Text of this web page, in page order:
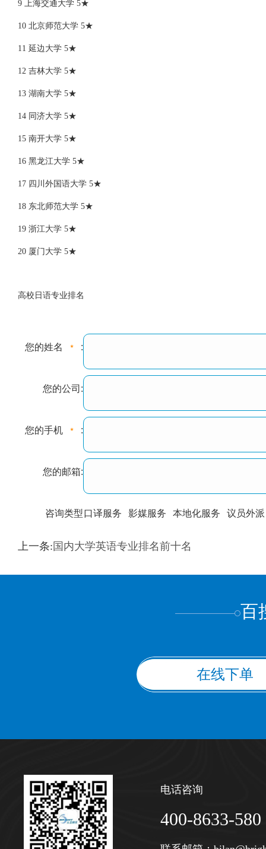
9 上海交通大学 5★
10 北京师范大学 5★
11 延边大学 5★
12 吉林大学 5★
13 湖南大学 5★
14 同济大学 5★
15 南开大学 5★
16 黑龙江大学 5★
17 四川外国语大学 5★
18 东北师范大学 5★
19 浙江大学 5★
20 厦门大学 5★
高校日语专业排名
您的姓名 :
您的公司:
您的手机 :
您的邮箱:
咨询类型口译服务 影媒服务 本地化服务 议员外派
训翻译 标准级 专业级 出版级
上一条: 国内大学英语专业排名前十名
百
在线下单
电话咨询
400-8633-580